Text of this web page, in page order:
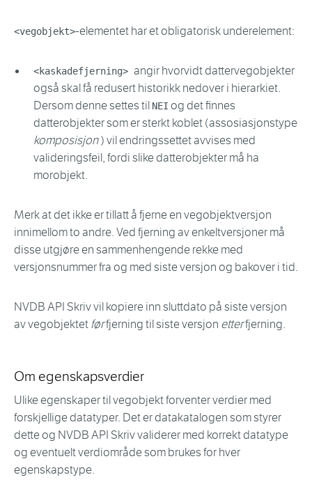
<vegobjekt>-elementet har et obligatorisk underelement:
<kaskadefjerning> angir hvorvidt dattervegobjekter
også skal få redusert historikk nedover i hierarkiet.
Dersom denne settes til NEI og det finnes
datterobjekter som er sterkt koblet (assosiasjonstype
komposisjon) vil endringssettet avvises med
valideringsfeil, fordi slike datterobjekter må ha
morobjekt.
Merk at det ikke er tillatt å fjerne en vegobjektversjon
innimellom to andre. Ved fjerning av enkeltversjoner må
disse utgjøre en sammenhengende rekke med
versjonsnummer fra og med siste versjon og bakover i tid.
NVDB API Skriv vil kopiere inn sluttdato på siste versjon
av vegobjektetførfjerning til siste versjon etterfjerning.
Om egenskapsverdier
Ulike egenskaper til vegobjekt forventer verdier med
forskjellige datatyper. Det er datakatalogen som styrer
dette og NVDB API Skriv validerer med korrekt datatype
og eventuelt verdiområde som brukes for hver
egenskapstype.